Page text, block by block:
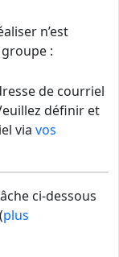
n’est
:
de courriel
définir et
via vos
ci-dessous
plus